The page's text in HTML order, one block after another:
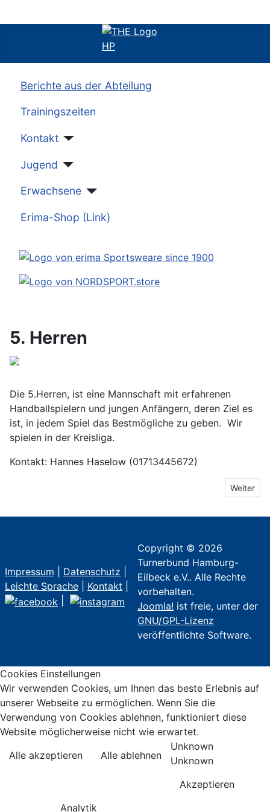
Berichte aus der Abteilung
Trainingszeiten
Kontakt
Jugend
Erwachsene
Erima-Shop (Link)
5. Herren
Die 5.Herren, ist eine Mannschaft mit erfahrenen
Handballspielern und jungen Anfängern, deren Ziel es
ist, in jedem Spiel das Bestmögliche zu geben. Wir
spielen in der Kreisliga.
Kontakt: Hannes Haselow (01713445672)
Nächster
Weiter
Impressum Datenschutz
Leichte Sprache
Kontakt
Copyright © 2026
Turnerbund Hamburg-
Eilbeck e.V.. Alle Rechte
vorbehalten.
Joomla! ist freie, unter der
GNU/GPL-Lizenz
veröffentlichte Software.
Cookies Einstellungen
Wir verwenden Cookies, um Ihnen das beste Erlebnis auf
unserer Webseite zu ermöglichen. Wenn Sie die
Verwendung von Cookies ablehnen, funktioniert diese
Website möglicherweise nicht wie erwartet.
Alle akzeptieren
Alle ablehnen
Unknown
Unknown
Akzeptieren
Analytik